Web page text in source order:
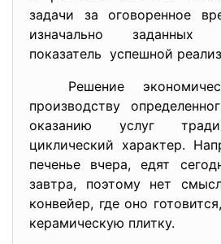
задачи за оговоренное
изначально заданных
показатель успешной
Решение
производству
оказанию услуг
циклический характер.
печенье вчера, едят
завтра, поэтому нет
конвейер, где оно
керамическую плитку.